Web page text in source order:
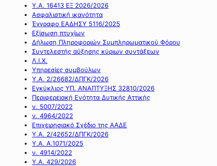
Υ.Α. 16413 ΕΞ 2026/2026
Ασφαλιστική ικανότητα
Έγγραφο ΕΑΔΗΣΥ 5116/2025
Εξίσωση πτυχίων
Δήλωση Πληροφοριών Συμπληρωματικού Φόρου
Συντελεστής αύξησης κύριων συντάξεων
Λ.Ι.Χ.
Υπηρεσίες συμβούλων
Υ.Α. 2/26682/ΔΠΓΚ/2026
Εγκύκλιος ΥΠ. ΑΝΑΠΤΥΞΗΣ 32810/2026
Περιφερειακή Ενότητα Δυτικής Αττικής
ν. 5007/2022
ν. 4964/2022
Επιχειρησιακό Σχέδιο της ΑΑΔΕ
Υ.Α. 2/42652/ΔΠΓΚ/2026
Υ.Α. Α.1071/2025
ν. 4914/2022
Υ.Α. 429/2026